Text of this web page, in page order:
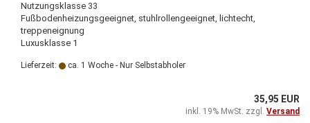
Nutzungsklasse 33
Fußbodenheizungsgeeignet, stuhlrollengeeignet, lichtecht,
treppeneignung
Luxusklasse 1
Lieferzeit: ca. 1 Woche - Nur Selbstabholer
35,95 EUR
inkl. 19% MwSt. zzgl. Versand